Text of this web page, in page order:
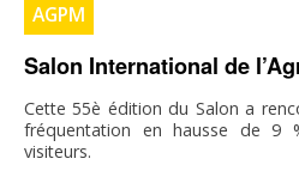
AGPM
Salon International de
Cette 55è édition du Salon a
fréquentation en hausse de 9
visiteurs.